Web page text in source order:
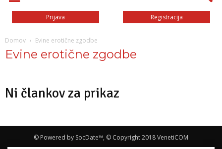
Prijava Registracija
Domov Evine erotične zgodbe
Evine erotične zgodbe
Ni člankov za prikaz
© Powered by SocDate™, © Copyright 2018 VenetiCOM